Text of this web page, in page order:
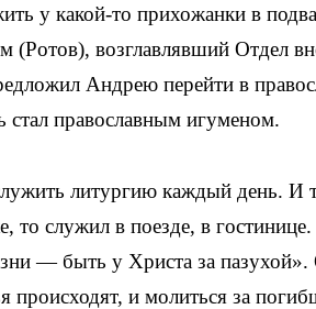
у какой-то прихожанки в
(Ротов), возглавлявший Отдел
Андрею перейти в
стал православным игуменом.
литургию каждый день. И
то служил в поезде, в
— быть у Христа за пазухой».
происходят, и молиться за